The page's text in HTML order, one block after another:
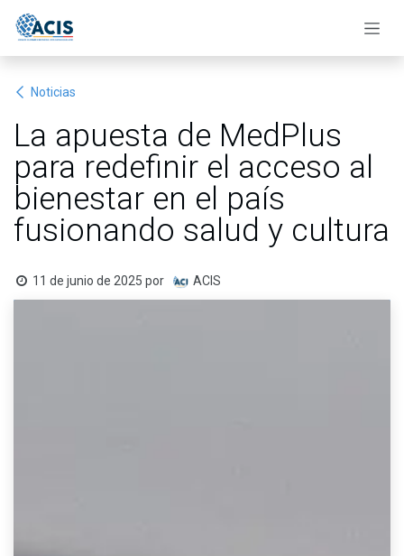
Noticias
La apuesta de MedPlus
para redefinir el acceso al
bienestar en el país
fusionando salud y cultura
11 de junio de 2025 por ACIS